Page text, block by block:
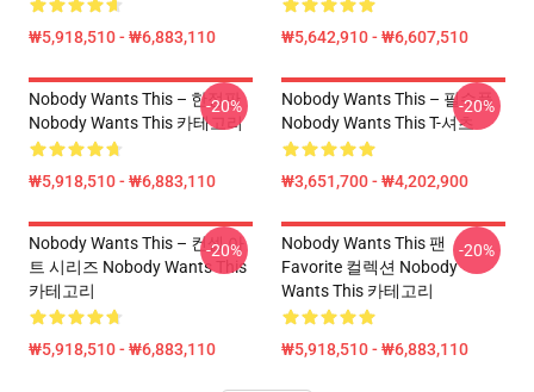
₩5,918,510 - ₩6,883,110 ₩5,642,910 - ₩6,607,510
Nobody Wants This – 한정판
Nobody Wants This 카테고리
₩5,918,510 - ₩6,883,110
-20%
Nobody Wants This – 필수품
Nobody Wants This T-셔츠
₩3,651,700 - ₩4,202,900
-20%
Nobody Wants This – 컨셉 아
트 시리즈 Nobody Wants This
카테고리
₩5,918,510 - ₩6,883,110
-20%
Nobody Wants This 팬
Favorite 컬렉션 Nobody
Wants This 카테고리
₩5,918,510 - ₩6,883,110
-20%